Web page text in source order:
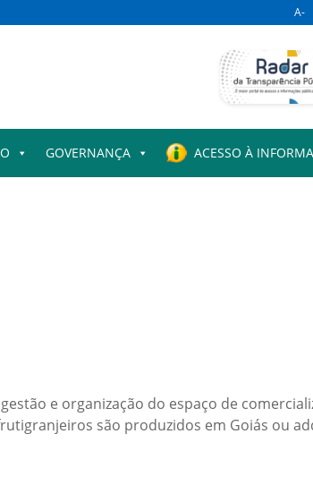
A-
GOVERNANÇA ACESSO À
e organização do espaço de
são produzidos em Goiás ou